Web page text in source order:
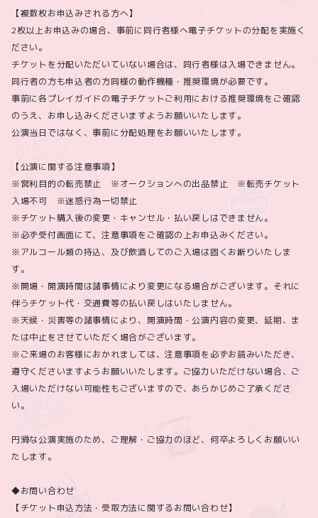
【複数枚お申込みされる方へ】
2枚以上お申込みの場合、事前に同行者様へ電子チケットの分配を実施く
ださい。
チケットを分配いただいていない場合は、同行者様は入場できません。
同行者の方も申込者の方同様の動作機種・推奨環境が必要です。
事前に各プレイガイドの電子チケットご利用における推奨環境をご確認
のうえ、お申し込みくださいますようお願いいたします。
公演当日ではなく、事前に分配処理をお願いいたします。
【公演に関する注意事項】
※営利目的の転売禁止 ※オークションへの出品禁止 ※転売チケット
入場不可 ※迷惑行為一切禁止
※チケット購入後の変更・キャンセル・払い戻しはできません。
※必ず受付画面にて、注意事項をご確認の上お申込みください。
※アルコール類の持込、及び飲酒してのご入場は固くお断りいたしま
す。
※開場・開演時間は諸事情により変更になる場合がございます。それに
伴うチケット代・交通費等の払い戻しはいたしません。
※天候・災害等の諸事情により、開演時間・公演内容の変更、延期、ま
たは中止をさせていただく場合がございます。
※ご来場のお客様におかれましては、注意事項を必ずお読みいただき、
遵守くださいますようお願いいたします。ご協力いただけない場合、ご
入場いただけない可能性もございますので、あらかじめご了承くださ
い。
円滑な公演実施のため、ご理解・ご協力のほど、何卒よろしくお願いい
たします。
◆お問い合わせ
【チケット申込方法・受取方法に関するお問い合わせ】